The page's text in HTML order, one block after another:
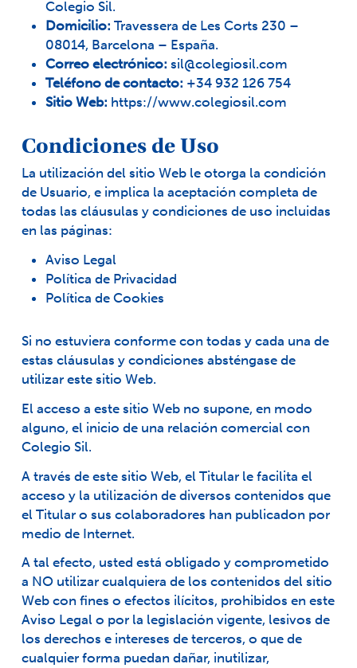
Colegio Sil.
Domicilio: Travessera de Les Corts 230 –
08014, Barcelona – España.
Correo electrónico: sil@colegiosil.com
Teléfono de contacto: +34 932 126 754
Sitio Web: https://www.colegiosil.com
Condiciones de Uso
La utilización del sitio Web le otorga la condición
de Usuario, e implica la aceptación completa de
todas las cláusulas y condiciones de uso incluidas
en las páginas:
Aviso Legal
Política de Privacidad
Política de Cookies
Si no estuviera conforme con todas y cada una de
estas cláusulas y condiciones absténgase de
utilizar este sitio Web.
El acceso a este sitio Web no supone, en modo
alguno, el inicio de una relación comercial con
Colegio Sil.
A través de este sitio Web, el Titular le facilita el
acceso y la utilización de diversos contenidos que
el Titular o sus colaboradores han publicadon por
medio de Internet.
A tal efecto, usted está obligado y comprometido
a NO utilizar cualquiera de los contenidos del sitio
Web con fines o efectos ilícitos, prohibidos en este
Aviso Legal o por la legislación vigente, lesivos de
los derechos e intereses de terceros, o que de
cualquier forma puedan dañar, inutilizar,